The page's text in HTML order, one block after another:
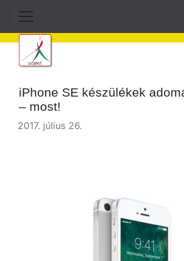
iPhone SE készülékek
– most!
2017. július 26.